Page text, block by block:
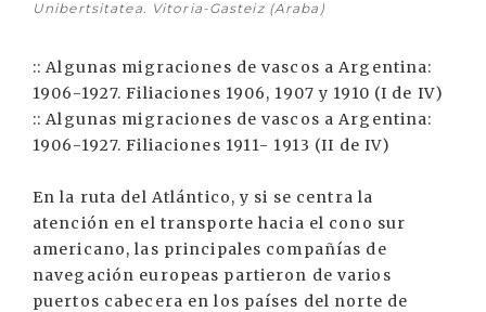
Unibertsitatea. Vitoria-Gasteiz (Araba)
:: Algunas migraciones de vascos a Argentina:
1906-1927. Filiaciones 1906, 1907 y 1910 (I de IV)
:: Algunas migraciones de vascos a Argentina:
1906-1927. Filiaciones 1911- 1913 (II de IV)
En la ruta del Atlántico, y si se centra la
atención en el transporte hacia el cono sur
americano, las principales compañías de
navegación europeas partieron de varios
puertos cabecera en los países del norte de